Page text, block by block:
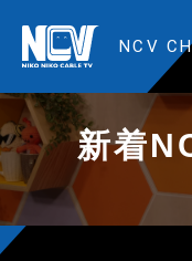
NCV
新着